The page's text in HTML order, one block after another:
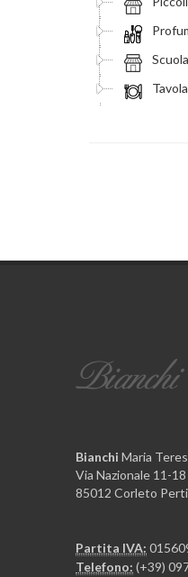
Tavola
Bianchi Maria
Via Nazionale 11-18
85012 Corleto
Partita IVA:
Telefono: (+39)